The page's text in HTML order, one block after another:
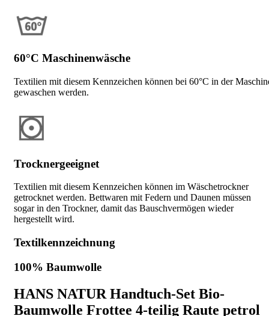
60°C Maschinenwäsche
Textilien mit diesem Kennzeichen können bei 60°C in der
gewaschen werden.
Trocknergeeignet
Textilien mit diesem Kennzeichen können im Wäschetrockner
getrocknet werden. Bettwaren mit Federn und Daunen müssen
sogar in den Trockner, damit das Bauschvermögen wieder
hergestellt wird.
Textilkennzeichnung
100% Baumwolle
HANS NATUR Handtuch-Set Bio-
Baumwolle Frottee 4-teilig Raute petrol